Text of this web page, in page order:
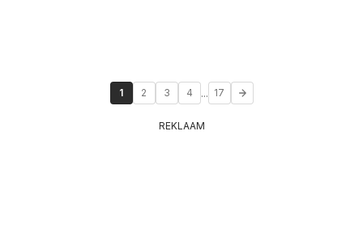
1 2 3 4 ... 17
REKLAAM